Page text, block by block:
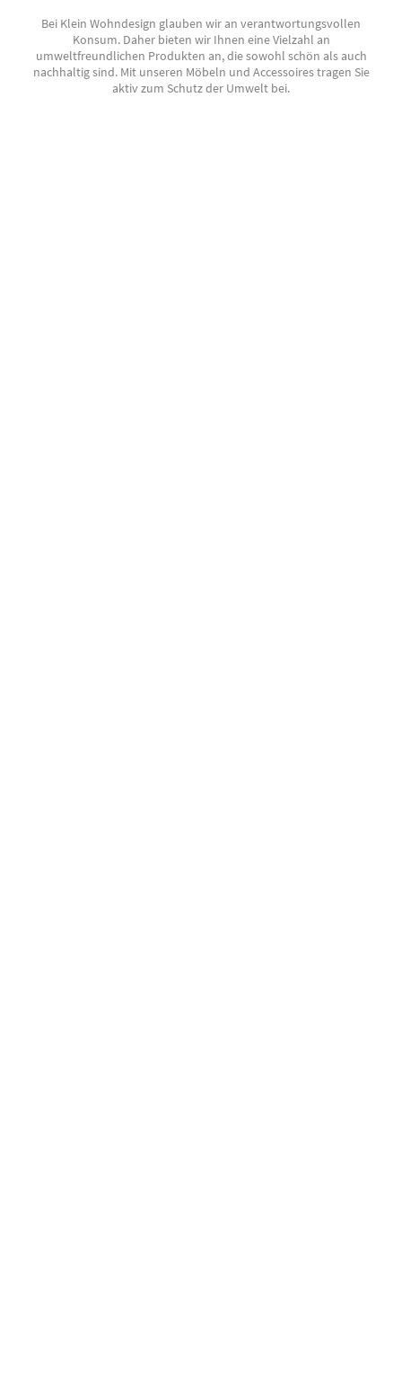
Bei Klein Wohndesign glauben wir an verantwortungsvollen
Konsum. Daher bieten wir Ihnen eine Vielzahl an
umweltfreundlichen Produkten an, die sowohl schön als auch
nachhaltig sind. Mit unseren Möbeln und Accessoires tragen Sie
aktiv zum Schutz der Umwelt bei.